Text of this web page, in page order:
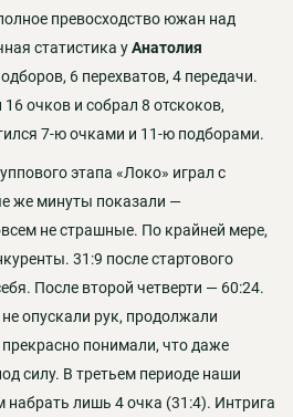
превосходство южан над
статистика уАнатолия
6 перехватов, 4 передачи.
очков и собрал 8 отскоков,
7-ю очками и 11-ю подборами.
этапа «Локо» играл с
же минуты показали —
не страшные. По крайней мере,
31:9 после стартового
После второй четверти — 60:24.
опускали рук, продолжали
понимали, что даже
силу. В третьем периоде наши
набрать лишь 4 очка (31:4). Интрига